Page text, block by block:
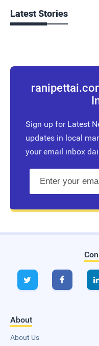
Latest Stories
Sign up for Latest
updates in local
your email inbox
Live Traffic Feed
A visitor from Singapore
தண்ணீர் குடிப்பதின் அளவு
8 mins ago
காலம்… "1 day 12 hrs ago
 
About
About Us